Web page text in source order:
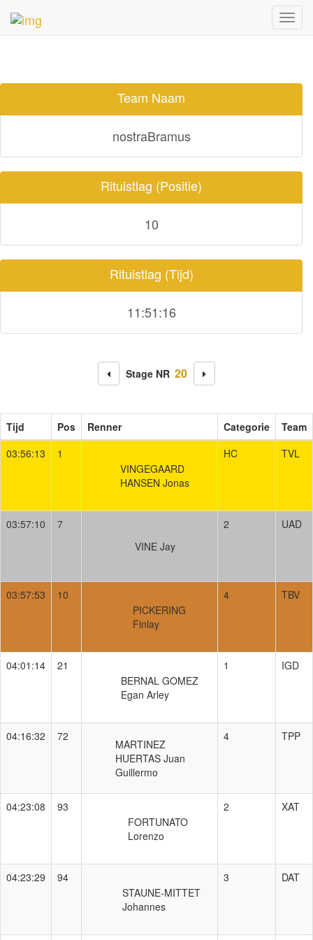
TEAM DETAILS
Team Naam
nostraBramus
Rituistlag (Positie)
10
Rituistlag (Tijd)
11:51:16
Stage NR 20
Tijd Pos Renner Categorie
Team
03:56:13
1
VINGEGAARD
HANSEN Jonas
HC TVL
03:57:10
7
VINE Jay
2 UAD
03:57:53
10
PICKERING
Finlay
4 TBV
04:01:14
21
BERNAL GOMEZ
Egan Arley
1 IGD
04:16:32 72
MARTINEZ
HUERTAS Juan
Guillermo
4 TPP
04:23:08
93
FORTUNATO
Lorenzo
2 XAT
04:23:29
94
STAUNE-MITTET
Johannes
3 DAT